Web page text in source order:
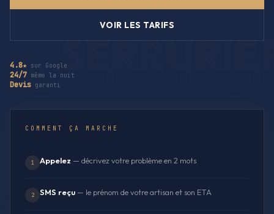
VOIR LES TARIFS
4.8★ sur Google
24/7 même la nuit
Devis garanti
COMMENT ÇA MARCHE
1 Appelez — décrivez votre problème en 2 mots
2 SMS reçu — le prénom de votre artisan et son ETA